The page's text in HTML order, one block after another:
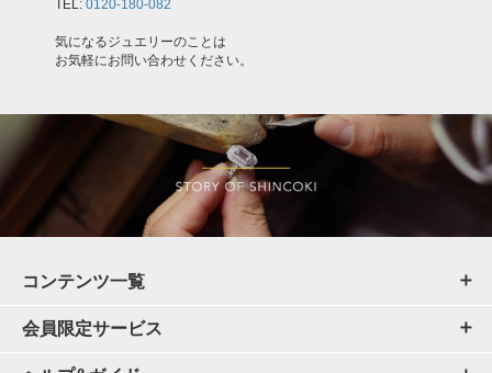
TEL: 0120-180-082
気になるジュエリーのことは
お気軽にお問い合わせください。
コンテンツ一覧
会員限定サービス